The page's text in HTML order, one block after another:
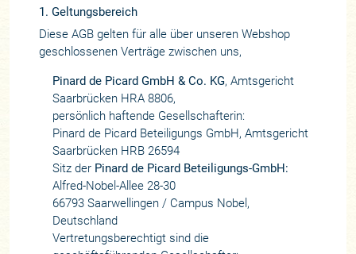
1. Geltungsbereich
Diese AGB gelten für alle über unseren Webshop
geschlossenen Verträge zwischen uns,
Pinard de Picard GmbH & Co. KG, Amtsgericht
Saarbrücken HRA 8806,
persönlich haftende Gesellschafterin:
Pinard de Picard Beteiligungs GmbH, Amtsgericht
Saarbrücken HRB 26594
Sitz der Pinard de Picard Beteiligungs-GmbH:
Alfred-Nobel-Allee 28-30
66793 Saarwellingen / Campus Nobel,
Deutschland
Vertretungsberechtigt sind die